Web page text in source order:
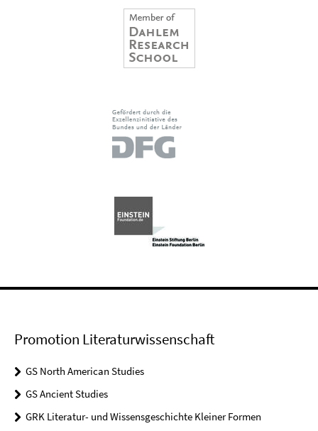
Promotion Literaturwissenschaft
GS North American Studies
GS Ancient Studies
GRK Literatur- und Wissensgeschichte Kleiner Formen